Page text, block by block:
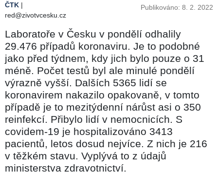
ČTK |
red@zivotvcesku.cz
Publikováno: 8. 2. 2022
Laboratoře v Česku v pondělí odhalily
29.476 případů koronaviru. Je to podobné
jako před týdnem, kdy jich bylo pouze o 31
méně. Počet testů byl ale minulé pondělí
výrazně vyšší. Dalších 5365 lidí se
koronavirem nakazilo opakovaně, v tomto
případě je to mezitýdenní nárůst asi o 350
reinfekcí. Přibylo lidí v nemocnicích. S
covidem-19 je hospitalizováno 3413
pacientů, letos dosud nejvíce. Z nich je 216
v těžkém stavu. Vyplývá to z údajů
ministerstva zdravotnictví.